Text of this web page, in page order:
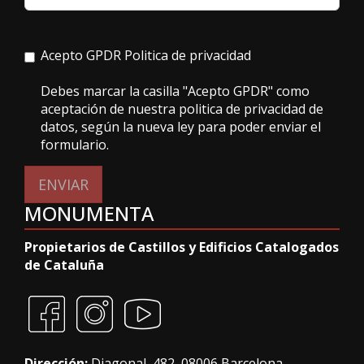
Acepto GPDR Politica de privacidad
Debes marcar la casilla "Acepto GPDR" como
aceptación de nuestra politica de privacidad de
datos, según la nueva ley para poder enviar el
formulario.
ENVIAR
MONUMENTA
Propietarios de Castillos y Edificios Catalogados
de Cataluña